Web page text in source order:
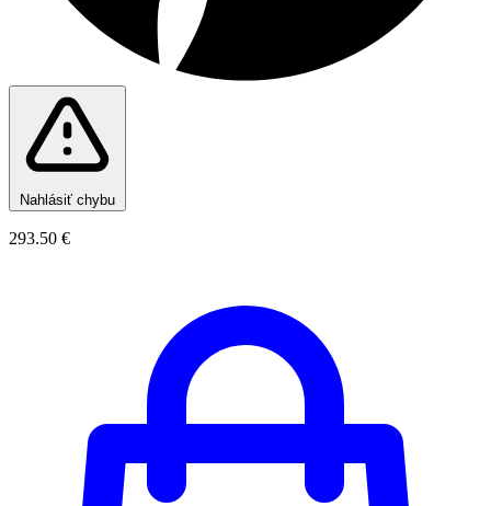
Nahlásiť chybu
293.50 €